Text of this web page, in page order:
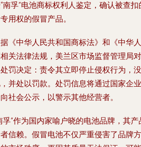
南孚”电池商标权利人鉴定，确认被查
用权的假冒产品。
《中华人民共和国商标法》和《中华
关法律法规，美兰区市场监督管理局
罚决定：责令其立即停止侵权行为，
并处以罚款。处罚信息将通过国家企
社会公示，以警示其他经营者。
孚”作为国内家喻户晓的电池品牌，其
信赖。假冒电池不仅严重侵害了品牌